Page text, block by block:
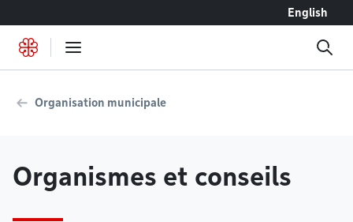
English
Organisation municipale
Organismes et conseils